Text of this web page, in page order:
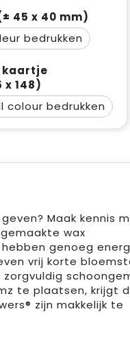
45 x 40 mm)
x 148)
colour
Maak kennis
wax
genoeg
vrij korte
te plaatsen, krijgt
zijn makkelijk te